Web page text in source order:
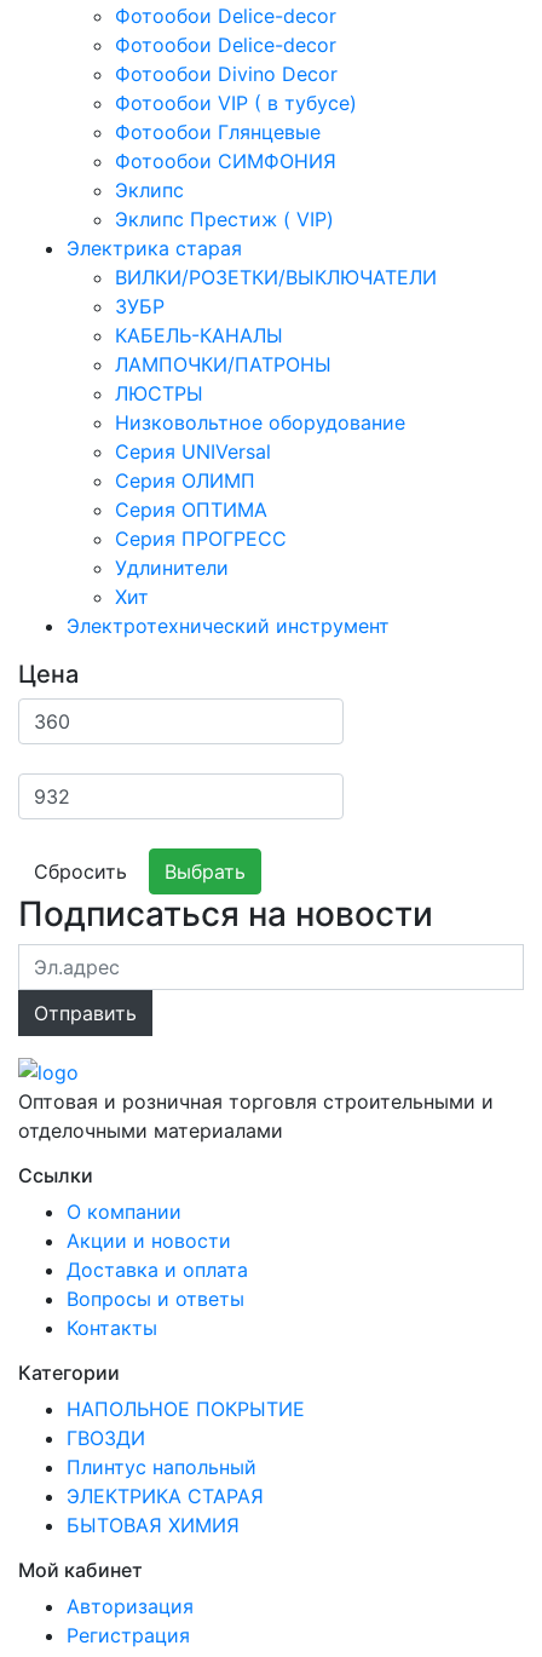
Фотообои Delice-decor
Фотообои Delice-decor
Фотообои Divino Decor
Фотообои VIP ( в тубусе)
Фотообои Глянцевые
Фотообои СИМФОНИЯ
Эклипс
Эклипс Престиж ( VIP)
Электрика старая
ВИЛКИ/РОЗЕТКИ/ВЫКЛЮЧАТЕЛИ
ЗУБР
КАБЕЛЬ-КАНАЛЫ
ЛАМПОЧКИ/ПАТРОНЫ
ЛЮСТРЫ
Низковольтное оборудование
Серия UNIVersal
Серия ОЛИМП
Серия ОПТИМА
Серия ПРОГРЕСС
Удлинители
Хит
Электротехнический инструмент
Цена
Сбросить Выбрать
Подписаться на новости
Оптовая и розничная торговля строительными и
отделочными материалами
Ссылки
О компании
Акции и новости
Доставка и оплата
Вопросы и ответы
Контакты
Категории
НАПОЛЬНОЕ ПОКРЫТИЕ
ГВОЗДИ
Плинтус напольный
ЭЛЕКТРИКА СТАРАЯ
БЫТОВАЯ ХИМИЯ
Мой кабинет
Авторизация
Регистрация